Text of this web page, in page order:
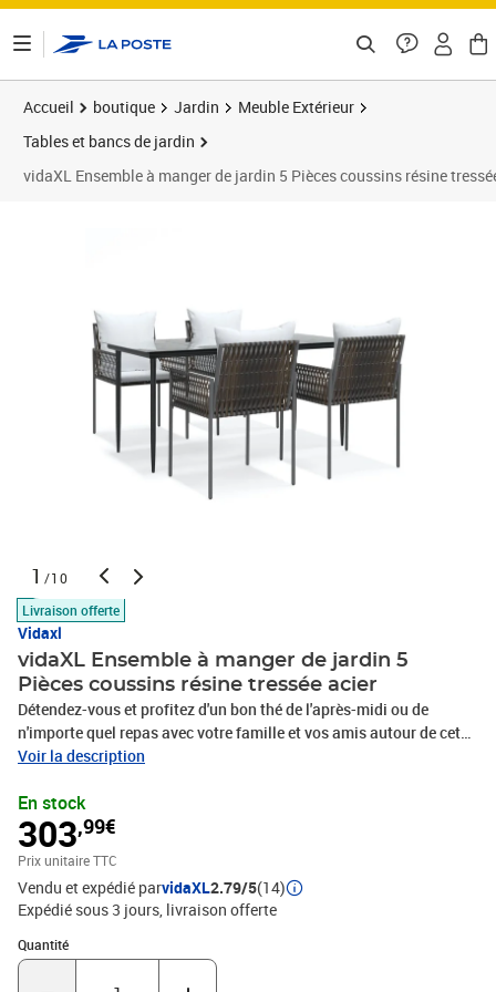
Accueil boutique Jardin
Meuble Extérieur
Tables et bancs de jardin
vidaXL Ensemble à manger de jardin 5 Pièces coussins résine
1 /10
Livraison offerte
Vidaxl
vidaXL Ensemble à manger de jardin 5
Pièces coussins résine tressée acier
Détendez-vous et profitez d'un bon thé de l'après-midi ou de
n'importe quel repas avec votre famille et vos amis autour de cet
ensemble de salle à manger de jardin ! Matériau durable : la résine
intempéries et est facile à nettoyer. Elle reste belle à l'extérieur
pendant une longue période. Elle offre une excellente qualité,
commodité et un aspect esthétique.Cadre robuste et stable : les
cadres en acier rendent l'ensemble à manger robuste et stable pour
une utilisation quotidienne à l'extérieur.Dessus de table pratique :
le plateau lisse de la table à manger est en verre trempé facile à
nettoyer avec un chiffon humide. De plus, il offre un excellent
support pour contenir vos repas, boissons et autres objets
Voir la description
En stock
303,99€
Prix unitaire TTC
Vendu et expédié parvidaXL2.79/5(14)
Expédié sous 3 jours livraison offerte
Quantité
Quantité : 1